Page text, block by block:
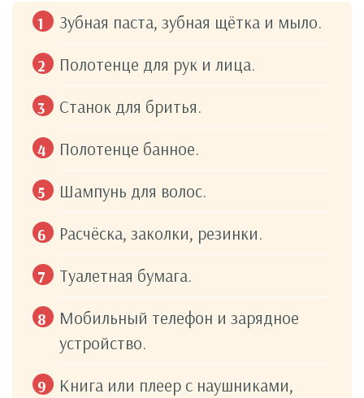
Зубная паста, зубная щётка и мыло.
Полотенце для рук и лица.
Станок для бритья.
Полотенце банное.
Шампунь для волос.
Расчёска, заколки, резинки.
Туалетная бумага.
Мобильный телефон и зарядное
устройство.
Книга или плеер с наушниками,